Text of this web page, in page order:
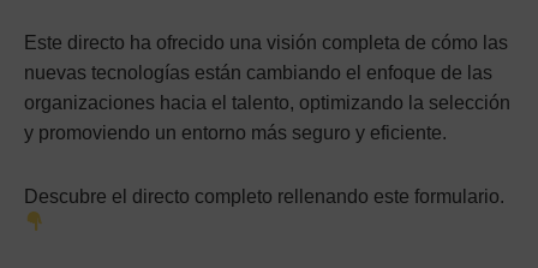
Este directo ha ofrecido una visión completa de cómo las
nuevas tecnologías están cambiando el enfoque de las
organizaciones hacia el talento, optimizando la selección
y promoviendo un entorno más seguro y eficiente.
Descubre el directo completo rellenando este formulario.